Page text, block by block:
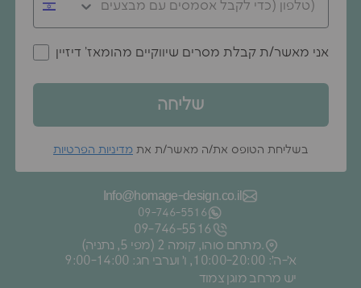
אני מאשר/ת קבלת מסרים שיווקיים מהומאז' דיזיין
שליחה
בשליחת הטופס את/ה מאשר/ת את מדיניות הפרטיות
Info@homage-design.co.il
09‑746‑5516
09‑746‑5516
מתחם סוהו, קומה 2 (מפי 5, נתניה).
א׳-ה׳: 10:00-20:00, ו׳ וערבי חג: 9:00-14:00
יש מרחב מוגן צמוד